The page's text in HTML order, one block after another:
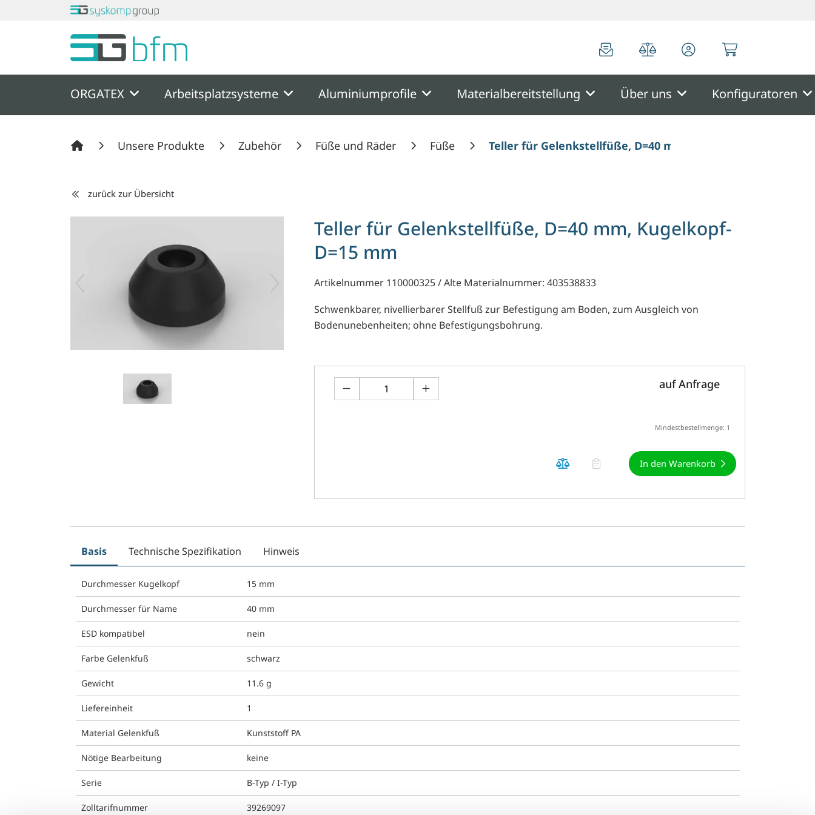
Springe zu Hauptinhalt Springe zum Header
ORGATEX Arbeitsplatzsysteme Aluminiumprofile Materialbereitstellung Über uns Konfiguratoren
Unsere Produkte Zubehör Füße und Räder Füße Teller für Gelenkstellfüße, D=40 mm, Kugelkopf-D=15 mm
zurück zur Übersicht
Teller für Gelenkstellfüße, D=40 mm, Kugelkopf-
D=15 mm
Artikelnummer 110000325 / Alte Materialnummer: 403538833
Schwenkbarer, nivellierbarer Stellfuß zur Befestigung am Boden, zum Ausgleich von
Bodenunebenheiten; ohne Befestigungsbohrung.
auf Anfrage
Mindestbestellmenge: 1
In den Warenkorb
Basis Technische Spezifikation Hinweis
Durchmesser Kugelkopf 15 mm
Durchmesser für Name 40 mm
ESD kompatibel nein
Farbe Gelenkfuß schwarz
Gewicht 11.6 g
Liefereinheit 1
Material Gelenkfuß Kunststoff PA
Nötige Bearbeitung keine
Serie B-Typ / I-Typ
Zolltarifnummer 39269097